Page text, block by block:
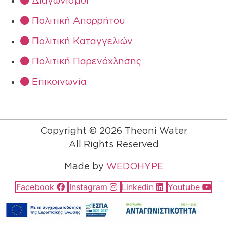
Πολιτική Απορρήτου
Πολιτική Καταγγελιών
Πολιτική Παρενόχλησης
Eπικοινωνία
Copyright © 2026 Theoni Water
All Rights Reserved
Made by WEDOHYPE
Facebook Instagram Linkedin
Youtube